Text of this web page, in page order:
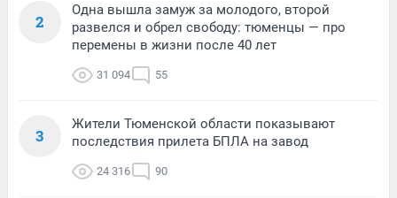
2
Одна вышла замуж за молодого, второй
развелся и обрел свободу: тюменцы — про
перемены в жизни после 40 лет
31 094 55
3
Жители Тюменской области показывают
последствия прилета БПЛА на завод
24 316 90